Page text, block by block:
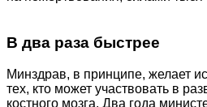
В два раза быстрее
Минздрав, в принципе, желает
тех, кто может участвовать в
костного мозга. Два года